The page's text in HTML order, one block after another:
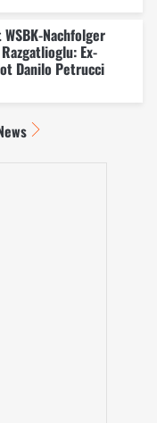
Nachfolger
Ex-
Danilo Petrucci